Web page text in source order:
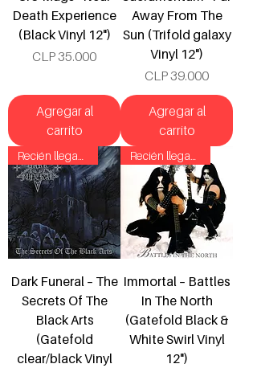
Death Experience
(Black Vinyl 12")
Precio
CLP 35.000
Agregar al
carrito
Away From The
Sun (Trifold galaxy
Vinyl 12")
Precio
CLP 39.000
Agregar al
carrito
Dark Funeral ‎– ‎The
Secrets Of The
Black Arts
(Gatefold
clear/black Vinyl
Immortal ‎– Battles
In The North
(Gatefold Black &
White Swirl Vinyl
12")